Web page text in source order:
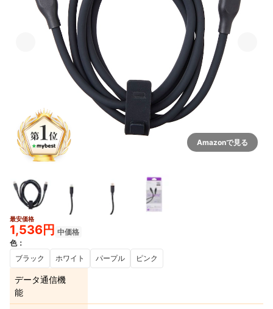
Amazonで見る
最安価格
1,536円 中価格
色：
ブラック
ホワイト パープル ピンク
データ通信機
能